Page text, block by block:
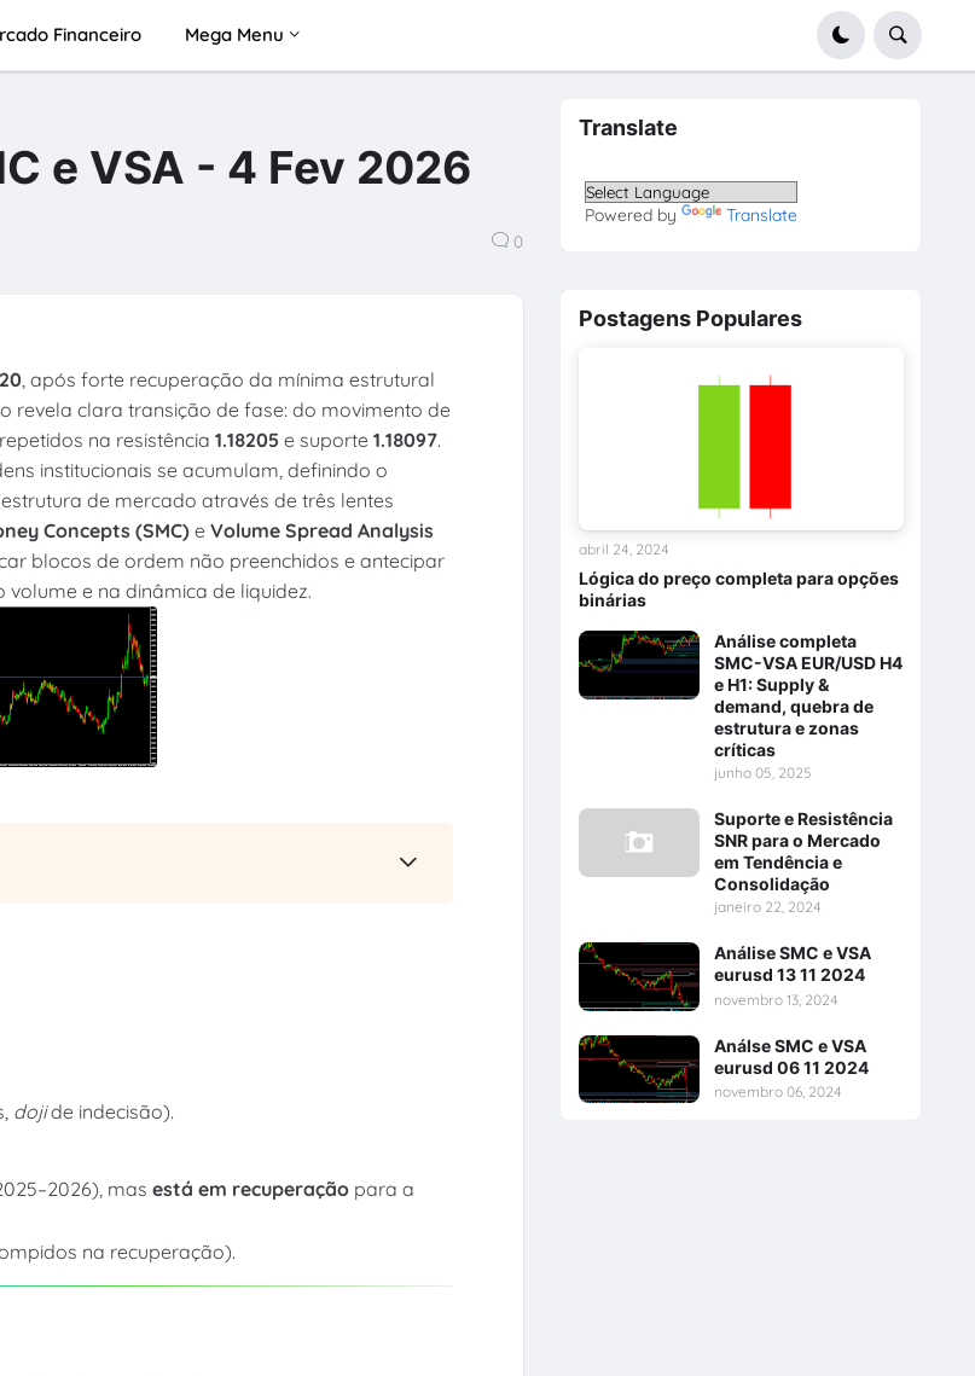
Financeiro Mega Menu
e VSA - 4 Fev 2026
0
, após forte recuperação da mínima estrutural
revela clara transição de fase: do movimento de
na resistência 1.18205 e suporte 1.18097.
institucionais se acumulam, definindo o
de mercado através de três lentes
Concepts (SMC)e Volume Spread Analysis
blocos de ordem não preenchidos e antecipar
e na dinâmica de liquidez.
dojide indecisão).
masestá em recuperação para a
na recuperação).
Translate
Powered by Translate
Postagens Populares
Lógica do preço completa para opções
binárias
abril 24, 2024
Análise completa
SMC-VSA EUR/USD H4
e H1: Supply &
demand, quebra de
estrutura e zonas
críticas
junho 05, 2025
Suporte e Resistência
SNR para o Mercado
em Tendência e
Consolidação
janeiro 22, 2024
Análise SMC e VSA
eurusd 13 11 2024
novembro 13, 2024
Análse SMC e VSA
eurusd 06 11 2024
novembro 06, 2024